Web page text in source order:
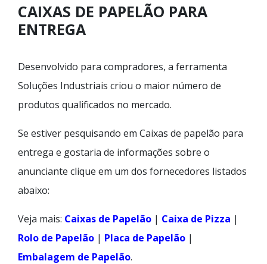
CAIXAS DE PAPELÃO PARA
ENTREGA
Desenvolvido para compradores, a ferramenta
Soluções Industriais criou o maior número de
produtos qualificados no mercado.
Se estiver pesquisando em Caixas de papelão para
entrega e gostaria de informações sobre o
anunciante clique em um dos fornecedores listados
abaixo:
Veja mais: Caixas de Papelão | Caixa de Pizza |
Rolo de Papelão | Placa de Papelão |
Embalagem de Papelão.